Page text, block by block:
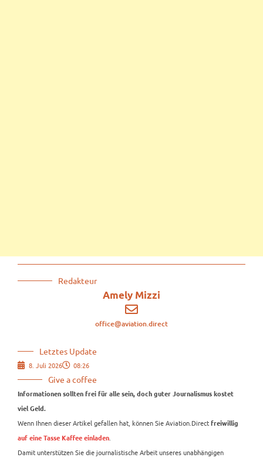
Redakteur
Amely Mizzi
office@aviation.direct
Letztes Update
8. Juli 2026 08:26
Give a coffee
Informationen sollten frei für alle sein, doch guter Journalismus kostet
viel Geld.
Wenn Ihnen dieser Artikel gefallen hat, können Sie Aviation.Direct freiwillig
auf eine Tasse Kaffee einladen
Damit unterstützen Sie die journalistische Arbeit unseres unabhängigen